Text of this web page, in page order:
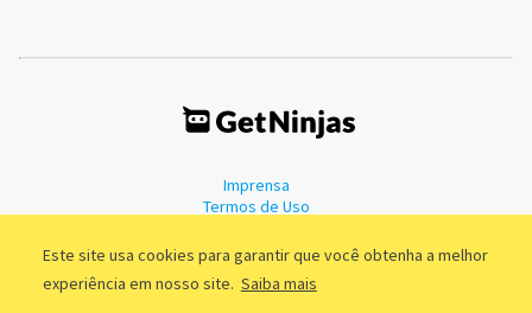
Este site usa cookies para garantir que você obtenha a melhor
experiência em nosso site. Saiba mais
Imprensa
Termos de Uso